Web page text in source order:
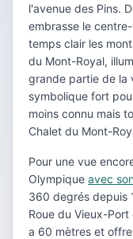
l'avenue des Pins.
embrasse le
temps clair les
du Mont-Royal,
grande partie de la
symbolique fort
moins connu mais
Chalet du Mont-
Pour une vue
Olympique avec
360 degrés depuis
Roue du Vieux-
a 60 mètres et